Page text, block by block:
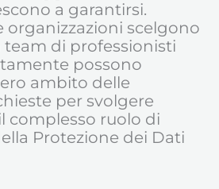
a garantirsi.
organizzazioni scelgono
team di professionisti
possono
ambito delle
per svolgere
complesso ruolo di
Protezione dei Dati